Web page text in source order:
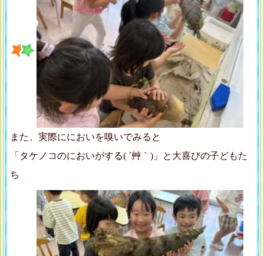
また、実際ににおいを嗅いでみると
「タケノコのにおいがする( ´艸｀)」と大喜びの子どもた
ち